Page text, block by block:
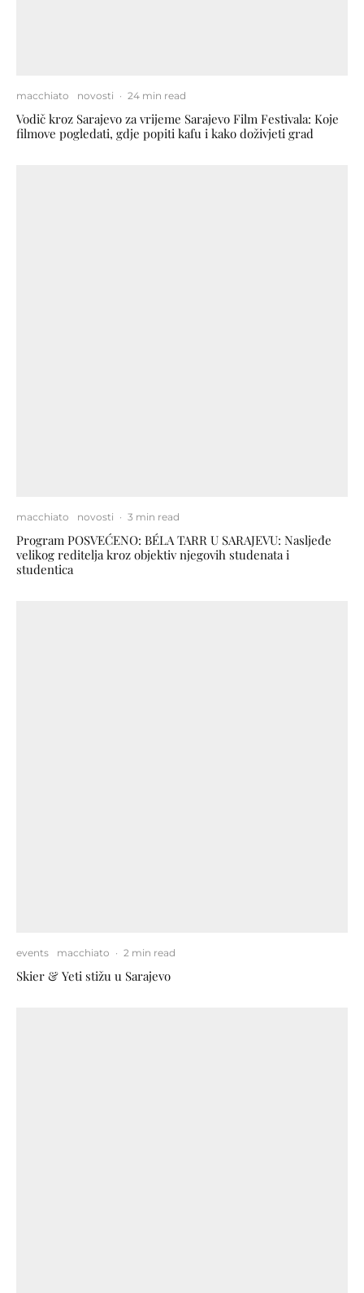
macchiato novosti · 24 min read
Vodič kroz Sarajevo za vrijeme Sarajevo Film Festivala: Koje
filmove pogledati, gdje popiti kafu i kako doživjeti grad
macchiato novosti · 3 min read
Program POSVEĆENO: BÉLA TARR U SARAJEVU: Nasljeđe
velikog reditelja kroz objektiv njegovih studenata i
studentica
events macchiato · 2 min read
Skier & Yeti stižu u Sarajevo